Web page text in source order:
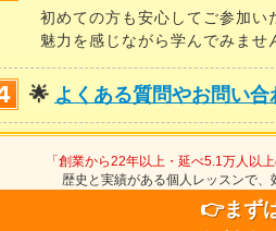
初めての方も安心してご参加
魅力を感じながら学んでみま
🌟 よくある質問やお問い合
「創業から22年以上・延べ5.1万人以
歴史と実績がある個人レッスンで
👉まず